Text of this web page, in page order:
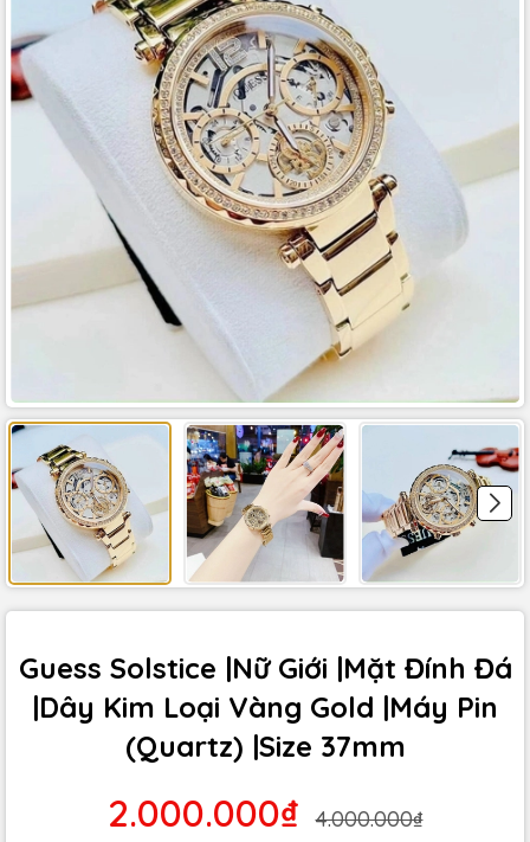
Guess Solstice |Nữ Giới |Mặt Đính Đá
|Dây Kim Loại Vàng Gold |Máy Pin
(Quartz) |Size 37mm
2.000.000₫
4.000.000₫